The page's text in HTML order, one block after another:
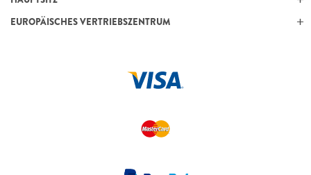
EUROPÄISCHES VERTRIEBSZENTRUM